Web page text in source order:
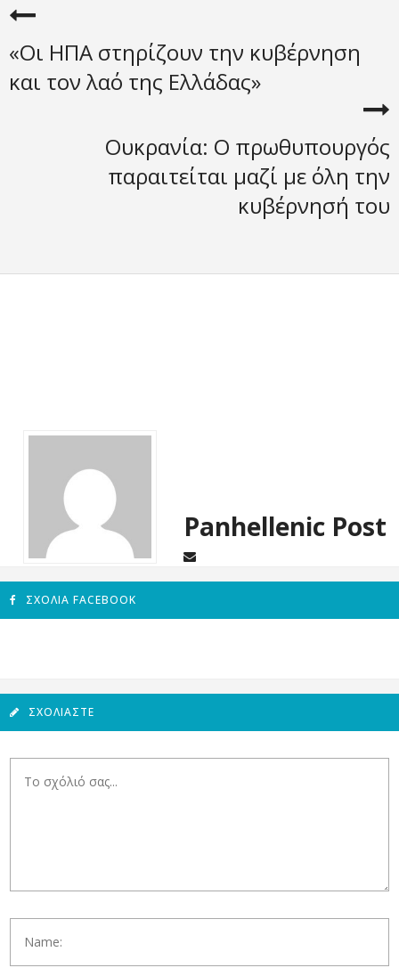
«Οι ΗΠΑ στηρίζουν την κυβέρνηση
και τον λαό της Ελλάδας»
Ουκρανία: Ο πρωθυπουργός
παραιτείται μαζί με όλη την
κυβέρνησή του
Panhellenic Post
ΣΧΌΛΙΑ FACEBOOK
ΣΧΟΛΙΆΣΤΕ